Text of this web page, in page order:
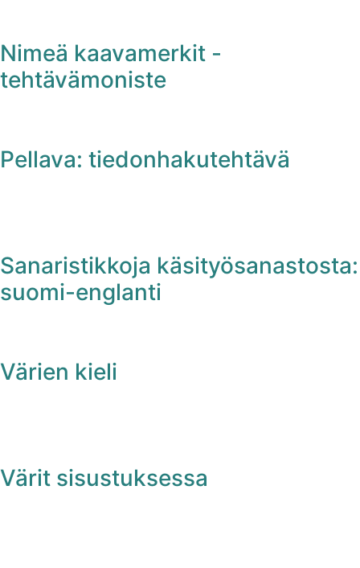
Nimeä kaavamerkit -
tehtävämoniste
Pellava: tiedonhakutehtävä
Sanaristikkoja käsityösanastosta:
suomi-englanti
Värien kieli
Värit sisustuksessa